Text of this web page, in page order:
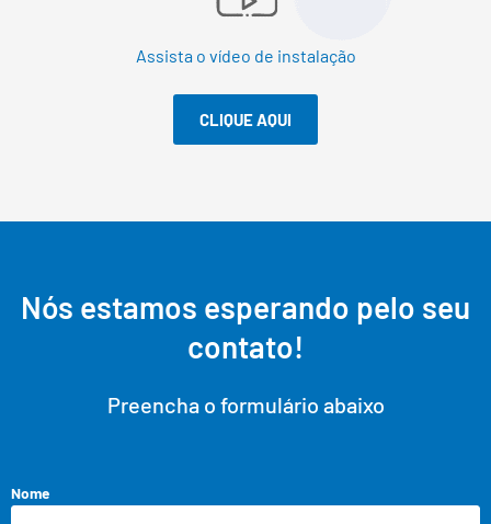
Assista o vídeo de instalação
CLIQUE AQUI
Nós estamos esperando pelo seu
contato!
Preencha o formulário abaixo
Nome